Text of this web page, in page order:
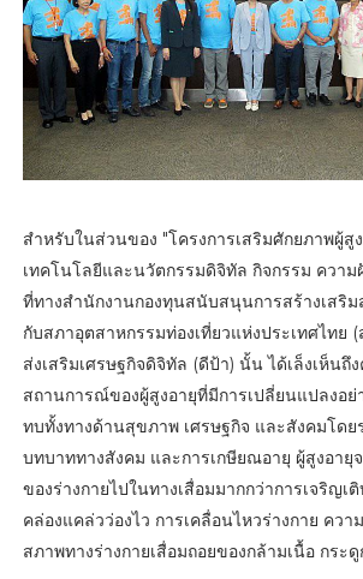
สำหรับในส่วนของ "โครงการเสริมศักยภาพผู้สู
เทคโนโลยีและนวัตกรรมดิจิทัล กิจกรรม ควา
ที่ทางสำนักงานกองทุนสนับสนุนการสร้างเสริ
กับสภาอุตสาหกรรมท่องเที่ยวแห่งประเทศไทย
ส่งเสริมเศรษฐกิจดิจิทัล (ดีป้า) นั้น ได้เล็งเห็นถึ
สถานการณ์ของผู้สูงอายุที่มีการเปลี่ยนแปลงอย่
ทบทั้งทางด้านสุขภาพ เศรษฐกิจ และสังคมโดย
บทบาททางสังคม และการเกษียณอายุ ผู้สูงอายุ
ของร่างกายไปในทางเสื่อมมากกว่าการเจริญเ
คล่องแคล่วว่องไว การเคลื่อนไหวร่างกาย คว
สภาพทางร่างกายเสื่อมถอยของกล้ามเนื้อ กระ